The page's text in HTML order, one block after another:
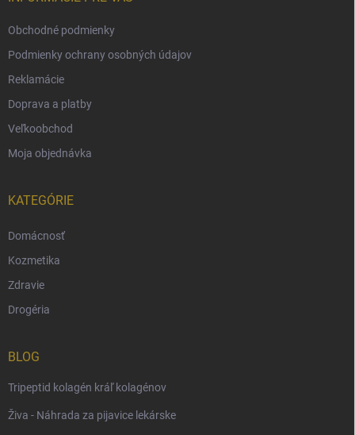
Obchodné podmienky
Podmienky ochrany osobných údajov
Reklamácie
Doprava a platby
Veľkoobchod
Moja objednávka
KATEGÓRIE
Domácnosť
Kozmetika
Zdravie
Drogéria
BLOG
Tripeptid kolagén kráľ kolagénov
Živa - Náhrada za pijavice lekárske